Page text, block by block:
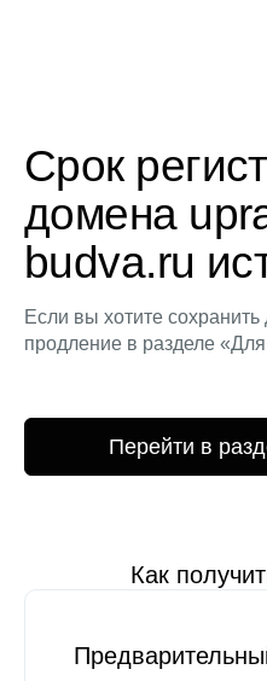
Срок
домена
budva.ru
Если вы хотите
продление в разделе
Перейти в
Как